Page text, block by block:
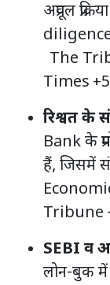
अप्रूवल
diligence
The
Times +5
रिश्वत के
Bank के
हैं, जिसमें
Tribune
SEBI व
लोन-बुक में